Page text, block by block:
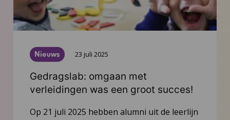
Nieuws 23 juli 2025
Gedragslab: omgaan met
verleidingen was een groot succes!
Op 21 juli 2025 hebben alumni uit de leerlijn